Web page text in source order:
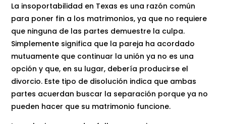
La insoportabilidad en Texas es una razón común
para poner fin a los matrimonios, ya que no requiere
que ninguna de las partes demuestre la culpa.
Simplemente significa que la pareja ha acordado
mutuamente que continuar la unión ya no es una
opción y que, en su lugar, debería producirse el
divorcio. Este tipo de disolución indica que ambas
partes acuerdan buscar la separación porque ya no
pueden hacer que su matrimonio funcione.